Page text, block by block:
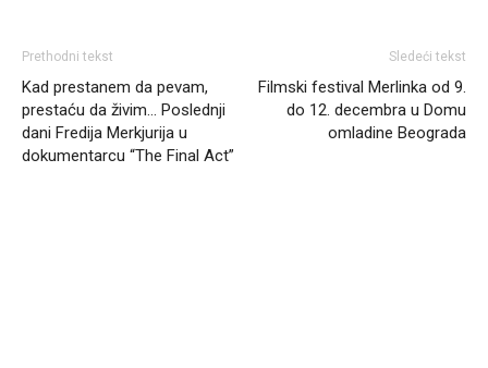
Prethodni tekst
Kad prestanem da pevam,
prestaću da živim… Poslednji
dani Fredija Merkjurija u
dokumentarcu “The Final Act”
Sledeći tekst
Filmski festival Merlinka od 9.
do 12. decembra u Domu
omladine Beograda